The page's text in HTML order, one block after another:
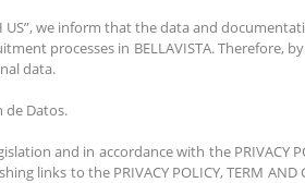
we inform that the data and
processes in BELLAVISTA. Therefore,
data.
de Datos.
and in accordance with the PRIVACY
to the PRIVACY POLICY, TERM AND